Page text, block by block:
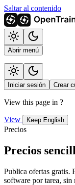
Saltar al contenido
Abrir menú
Iniciar sesión Crear
View this page in ?
View Keep English
Precios
Precios
Publica ofertas gratis.
software por tarea, sin